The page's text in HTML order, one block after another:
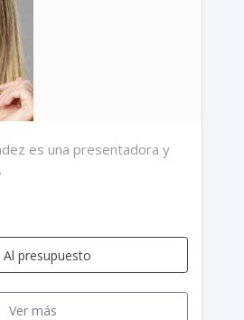
es una presentadora y
Al presupuesto
Ver más